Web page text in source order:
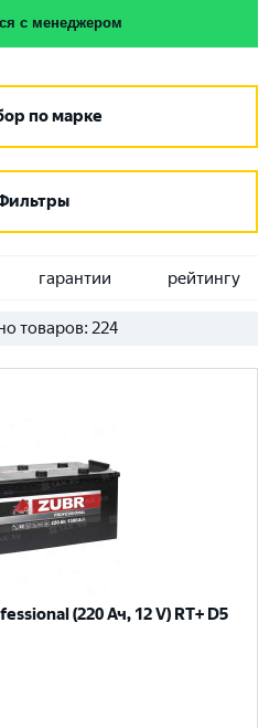
с менеджером
по марке
гарантии рейтингу
товаров: 224
(220 Ач, 12 V) RT+ D5